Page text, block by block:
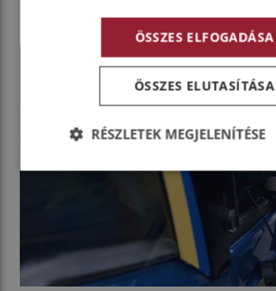
ÖSSZES ELFOGADÁSA
ÖSSZES ELUTASÍTÁSA
RÉSZLETEK MEGJELENÍTÉSE